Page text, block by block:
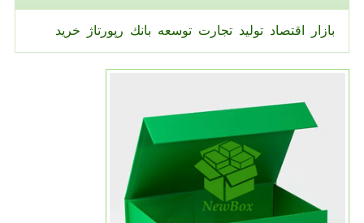
بازار اقتصاد تولید تجارت توسعه بانك رپورتاژ خرید